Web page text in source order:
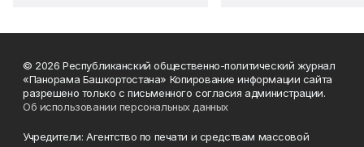
© 2026 Республиканский общественно-политический журнал
«Панорама Башкортостана» Копирование информации сайта
разрешено только с письменного согласия администрации.
Об использовании персональных данных
Учредители: Агентство по печати и средствам массовой